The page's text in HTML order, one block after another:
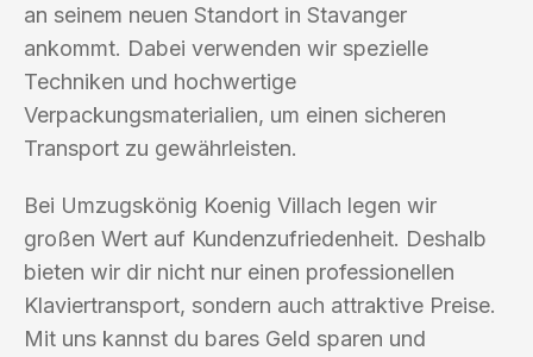
an seinem neuen Standort in Stavanger
ankommt. Dabei verwenden wir spezielle
Techniken und hochwertige
Verpackungsmaterialien, um einen sicheren
Transport zu gewährleisten.
Bei Umzugskönig Koenig Villach legen wir
großen Wert auf Kundenzufriedenheit. Deshalb
bieten wir dir nicht nur einen professionellen
Klaviertransport, sondern auch attraktive Preise.
Mit uns kannst du bares Geld sparen und